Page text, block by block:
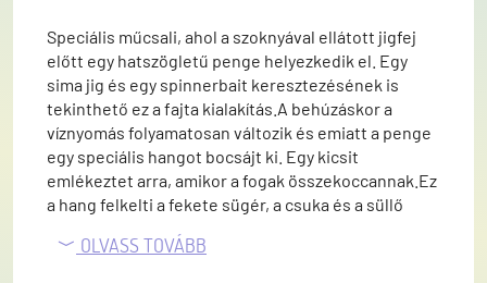
Speciális műcsali, ahol a szoknyával ellátott jigfej
előtt egy hatszögletű penge helyezkedik el. Egy
sima jig és egy spinnerbait keresztezésének is
tekinthető ez a fajta kialakítás.A behúzáskor a
víznyomás folyamatosan változik és emiatt a penge
egy speciális hangot bocsájt ki. Egy kicsit
emlékeztet arra, amikor a fogak összekoccannak.Ez
a hang felkelti a fekete sügér, a csuka és a süllő
között is, még nagyobb távolságból is.A
OLVASS TOVÁBB